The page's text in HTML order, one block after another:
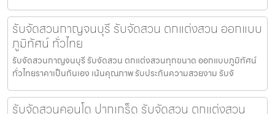
รับจัดสวนกาญจนบุรี รับจัดสวน ตกแต่งสวน ออกแบบ
ภูมิทัศน์ ทั่วไทย
รับจัดสวนกาญจนบุรี รับจัดสวน ตกแต่งสวนทุกขนาด ออกแบบภูมิทัศน์
ทั่วไทยราคาเป็นกันเอง เน้นคุณภาพ รับประกันความสวยงาม รับจั
รับจัดสวนคอนโด ปากเกร็ด รับจัดสวน ตกแต่งสวน